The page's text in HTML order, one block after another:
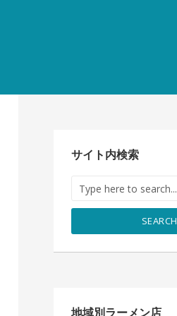
サイト内検索
SEARCH
地域別ラーメン店